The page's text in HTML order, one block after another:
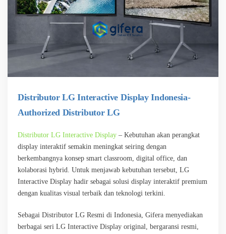
Distributor LG Interactive Display Indonesia-
Authorized Distributor LG
Distributor LG Interactive Display – Kebutuhan akan perangkat
display interaktif semakin meningkat seiring dengan
berkembangnya konsep smart classroom, digital office, dan
kolaborasi hybrid. Untuk menjawab kebutuhan tersebut, LG
Interactive Display hadir sebagai solusi display interaktif premium
dengan kualitas visual terbaik dan teknologi terkini.
Sebagai Distributor LG Resmi di Indonesia, Gifera menyediakan
berbagai seri LG Interactive Display original, bergaransi resmi,